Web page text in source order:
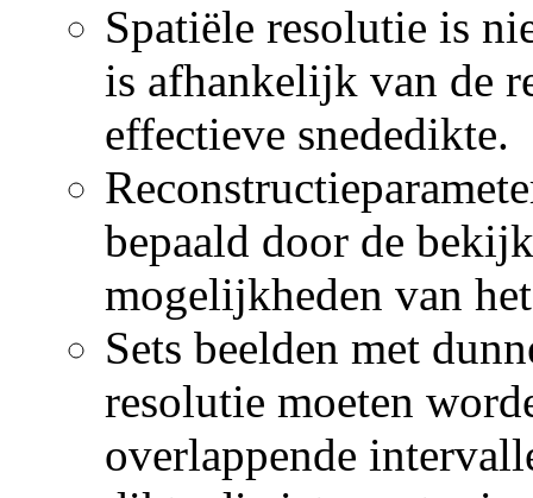
Spatiële resolutie is
is afhankelijk van de
effectieve snededikte.
bepaald door de
mogelijkheden van
Sets beelden met
resolutie moeten
overlappende